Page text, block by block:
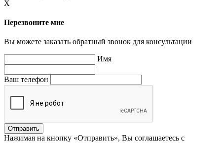
X
Перезвоните мне
Вы можете заказать обратный звонок для консультации
Имя
Ваш телефон
Нажимая на кнопку «Отправить», Вы соглашаетесь с